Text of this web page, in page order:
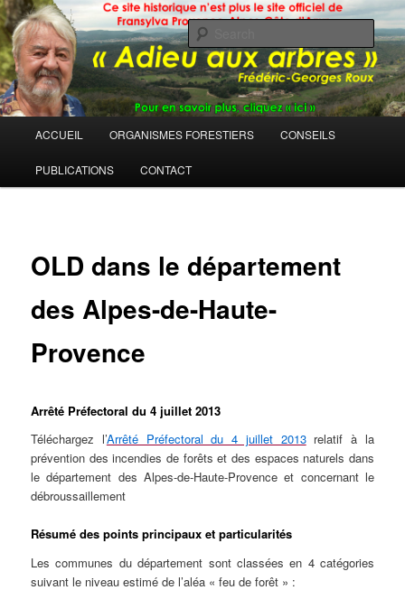
Skip
to
content
ACCUEIL ORGANISMES FORESTIERS CONSEILS
PUBLICATIONS CONTACT
OLD dans le département
des Alpes-de-Haute-
Provence
Arrêté Préfectoral du 4 juillet 2013
Téléchargez l’Arrêté Préfectoral du 4 juillet 2013relatif à la
prévention des incendies de forêts et des espaces naturels dans
le département des Alpes-de-Haute-Provence et concernant le
débroussaillement
Résumé des points principaux et particularités
Les communes du département sont classées en 4 catégories
suivant le niveau estimé de l’aléa « feu de forêt » :